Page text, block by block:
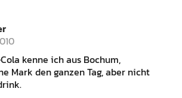
kenne ich aus Bochum,
Mark den ganzen Tag, aber nicht